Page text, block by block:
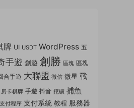
牌 UI USDT WordPress 五
手遊 創遊 創勝 區塊 區塊
合手遊 大聯盟 微信 微星 戰
房卡棋牌 手遊 抖音 挖礦 捕魚
支付程序 支付系統 教程 服務器